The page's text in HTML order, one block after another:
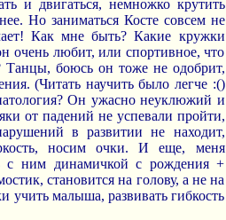
и двигаться, немножко крутить
Но заниматься Косте совсем не
Как мне быть? Какие кружки
очень любит, или спортивное, что
Танцы, боюсь он тоже не одобрит,
(Читать научить было легче :()
Он ужасно неуклюжий и
от падений не успевали пройти,
в развитии не находит,
носим очки. И еще, меня
с ним динамичкой с рождения +
становится на голову, а не на
учить малыша, развивать гибкость